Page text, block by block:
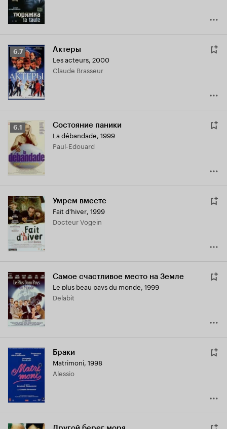
Рейтинг
Кинопоиска
6.7
6.7 Актеры
Les acteurs, 2000
Claude Brasseur
Рейтинг
Кинопоиска
6.1
6.1 Состояние паники
La débandade, 1999
Paul-Edouard
Умрем вместе
Fait d'hiver, 1999
Docteur Vogein
Самое счастливое место на Земле
Le plus beau pays du monde, 1999
Delabit
Браки
Matrimoni, 1998
Alessio